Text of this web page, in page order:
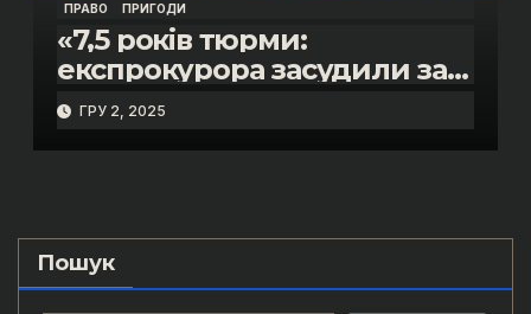
ПРАВО ПРИГОДИ
«7,5 років тюрми:
експрокурора засудили за
смертельну п’яну ДТП»
ГРУ 2, 2025
Пошук